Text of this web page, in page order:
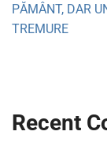
PĂMÂNT, DAR
TREMURE
Recent